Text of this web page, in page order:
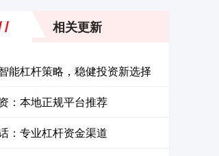
相关更新
能杠杆策略，稳健投资新选择
：本地正规平台推荐
：专业杠杆资金渠道